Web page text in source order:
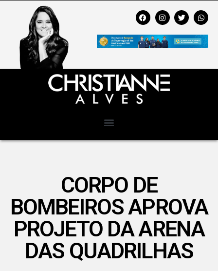
CORPO DE
BOMBEIROS APROVA
PROJETO DA ARENA
DAS QUADRILHAS